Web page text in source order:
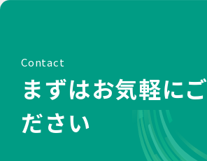
Contact
まずはお気軽に
ださい